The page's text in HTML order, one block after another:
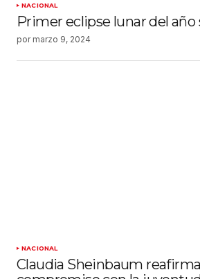
NACIONAL
Primer eclipse lunar del año
por marzo 9, 2024
NACIONAL
Claudia Sheinbaum